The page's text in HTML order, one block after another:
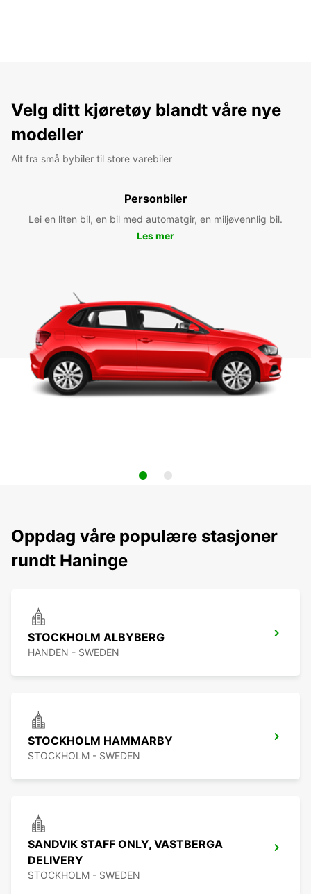
Velg ditt kjøretøy blandt våre nye
modeller
Alt fra små bybiler til store varebiler
Personbiler
Lei en liten bil, en bil med automatgir, en miljøvennlig bil.
Les mer
Oppdag våre populære stasjoner
rundt Haninge
STOCKHOLM ALBYBERG
HANDEN - SWEDEN
STOCKHOLM HAMMARBY
STOCKHOLM - SWEDEN
SANDVIK STAFF ONLY, VASTBERGA
DELIVERY
STOCKHOLM - SWEDEN